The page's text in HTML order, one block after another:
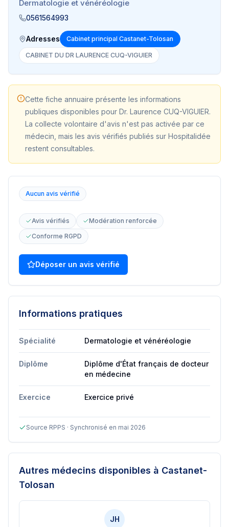
Dermatologie et vénéréologie
0561564993
Adresses Cabinet principal Castanet-Tolosan
CABINET DU DR LAURENCE CUQ-VIGUIER
Cette fiche annuaire présente les informations
publiques disponibles pour Dr. Laurence CUQ-VIGUIER.
La collecte volontaire d'avis n'est pas activée par ce
médecin, mais les avis vérifiés publiés sur Hospitalidée
restent consultables.
Aucun avis vérifié
Avis vérifiés
Modération renforcée
Conforme RGPD
Déposer un avis vérifié
Informations pratiques
Spécialité Dermatologie et vénéréologie
Diplôme
Diplôme d'État français de docteur
en médecine
Exercice Exercice privé
Source RPPS · Synchronisé en mai 2026
Autres médecins disponibles à Castanet-
Tolosan
JH